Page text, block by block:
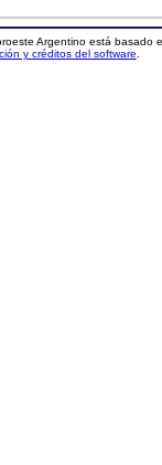
Argentino está basado
y créditos del software